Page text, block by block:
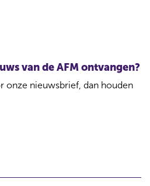
van de AFM ontvangen?
onze nieuwsbrief, dan houden